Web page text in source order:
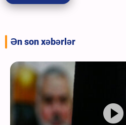
Ən son xəbərlər